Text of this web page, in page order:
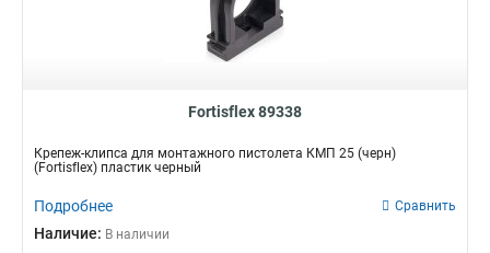
Fortisflex 89338
Крепеж-клипса для монтажного пистолета КМП 25 (черн)
(Fortisflex) пластик черный
Подробнее Сравнить
Наличие: В наличии